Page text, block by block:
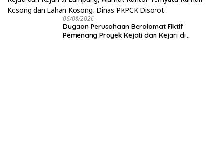
06/08/2026
Dugaan Perusahaan Beralamat Fiktif
Pemenang Proyek Kejati dan Kejari di